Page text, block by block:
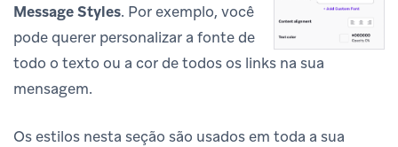
Message Styles. Por exemplo, você
pode querer personalizar a fonte de
todo o texto ou a cor de todos os links na sua
mensagem.
Os estilos nesta seção são usados em toda a sua